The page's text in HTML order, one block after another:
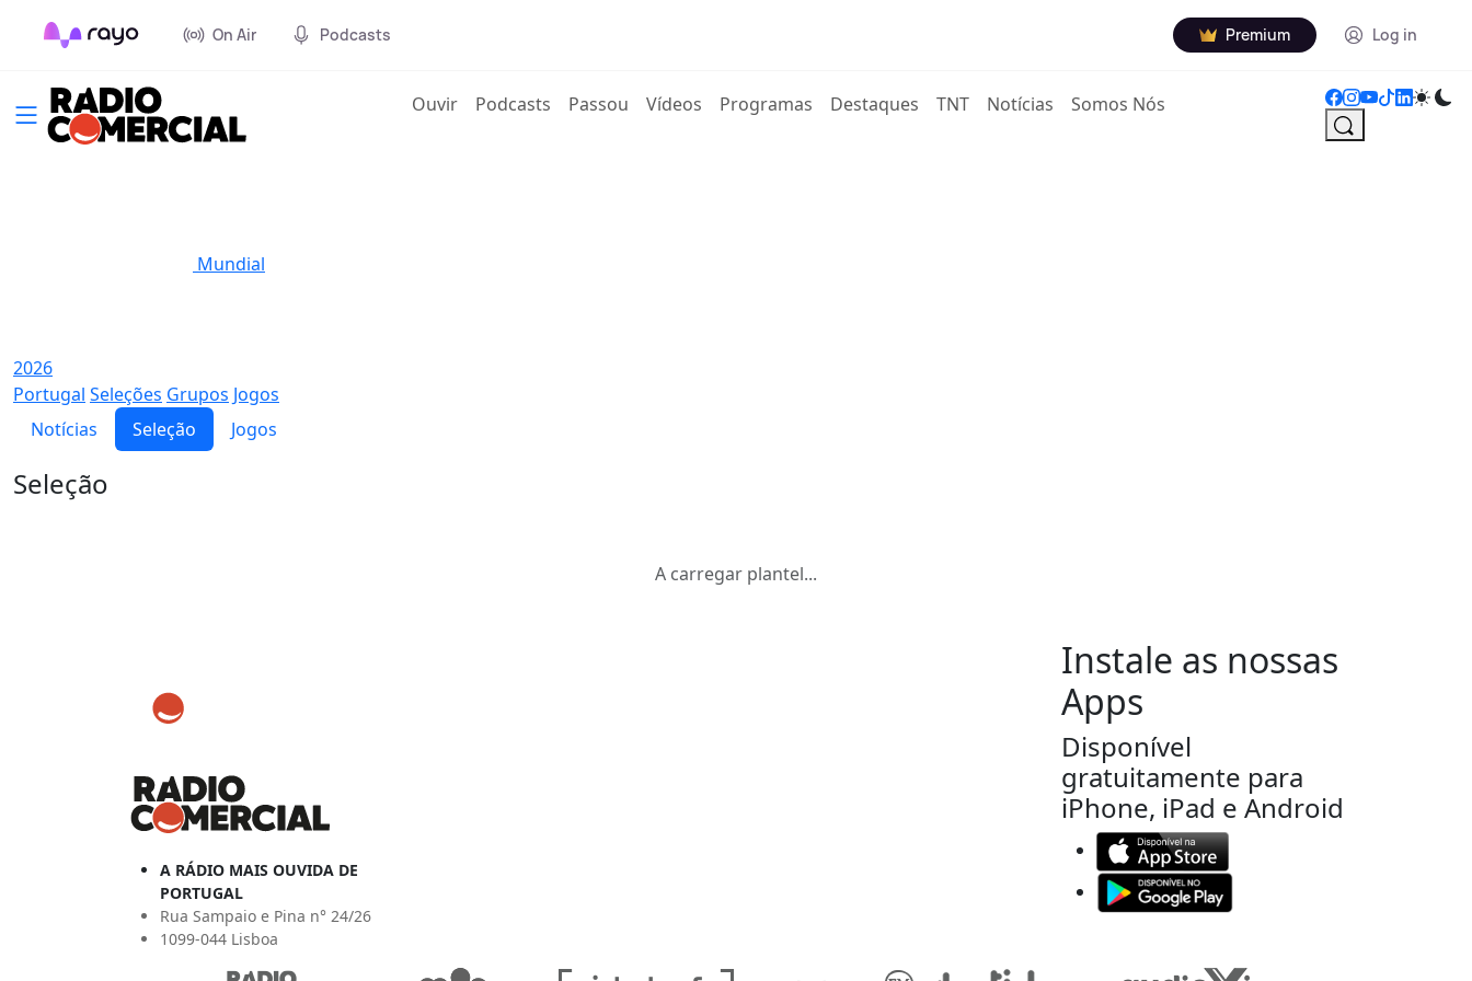
On Air Podcasts Premium Log in
Ouvir(current)
Podcasts Passou Vídeos Programas Destaques TNT Notícias Somos Nós
Mundial
2026
Portugal Seleções Grupos Jogos
Notícias
Seleção Jogos
Seleção
A carregar plantel...
A RÁDIO MAIS OUVIDA DE
PORTUGAL
Rua Sampaio e Pina n° 24/26
1099-044 Lisboa
Instale as nossas
Apps
Disponível
gratuitamente para
iPhone, iPad e Android